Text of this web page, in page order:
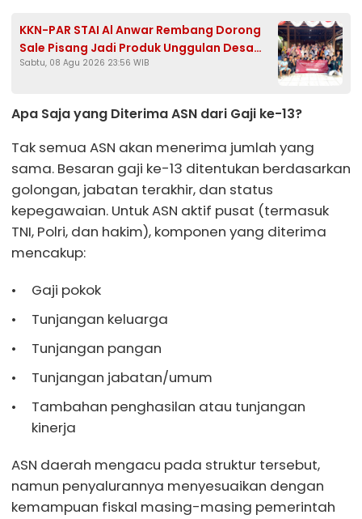
KKN-PAR STAI Al Anwar Rembang Dorong
Sale Pisang Jadi Produk Unggulan Desa
Bondol Bojonegoro
Sabtu, 08 Agu 2026 23:56 WIB
Apa Saja yang Diterima ASN dari Gaji ke-13?
Tak semua ASN akan menerima jumlah yang
sama. Besaran gaji ke-13 ditentukan berdasarkan
golongan, jabatan terakhir, dan status
kepegawaian. Untuk ASN aktif pusat (termasuk
TNI, Polri, dan hakim), komponen yang diterima
mencakup:
Gaji pokok
Tunjangan keluarga
Tunjangan pangan
Tunjangan jabatan/umum
Tambahan penghasilan atau tunjangan
kinerja
ASN daerah mengacu pada struktur tersebut,
namun penyalurannya menyesuaikan dengan
kemampuan fiskal masing-masing pemerintah